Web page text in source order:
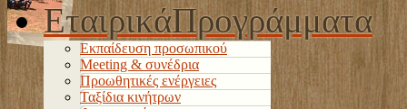
ΕταιρικάΠρογράμματα
Εκπαίδευση προσωπικού
Meeting & συνέδρια
Προωθητικές ενέργειες
Ταξίδια κινήτρων